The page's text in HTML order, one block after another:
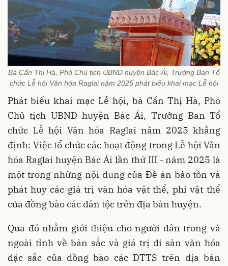
Bà Cấn Thị Hà, Phó Chủ tịch UBND huyện Bác Ái, Trưởng Ban Tổ
chức Lễ hội Văn hóa Raglai năm 2025 phát biểu khai mạc Lễ hội
Phát biểu khai mạc Lễ hội, bà Cấn Thị Hà, Phó
Chủ tịch UBND huyện Bác Ái, Trưởng Ban Tổ
chức Lễ hội Văn hóa Raglai năm 2025 khẳng
định: Việc tổ chức các hoạt động trong Lễ hội Văn
hóa Raglai huyện Bác Ái lần thứ III - năm 2025 là
một trong những nội dung của Đề án bảo tồn và
phát huy các giá trị văn hóa vật thể, phi vật thể
của đồng bào các dân tộc trên địa bàn huyện.
Qua đó nhằm giới thiệu cho người dân trong và
ngoài tỉnh về bản sắc và giá trị di sản văn hóa
đặc sắc của đồng bào các DTTS trên địa bàn